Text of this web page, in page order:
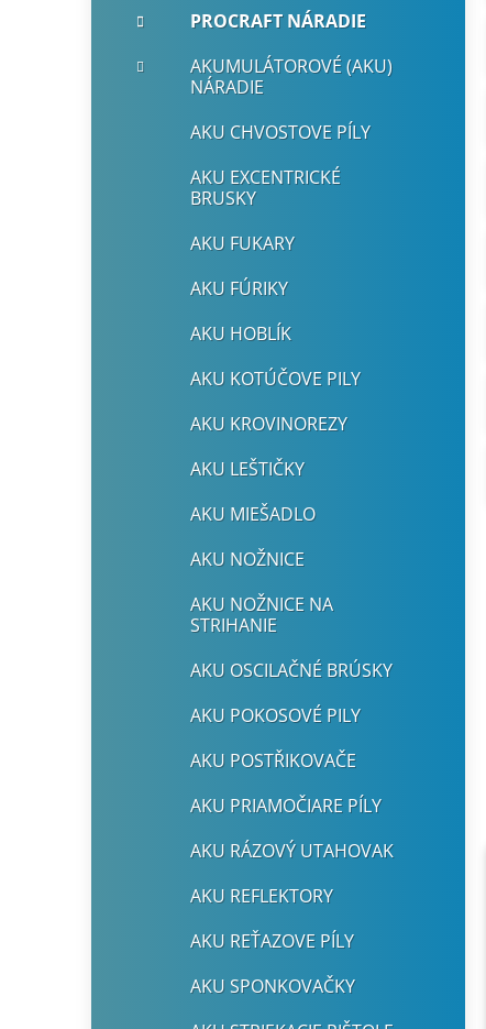
e
PROCRAFT NÁRADIE
AKUMULÁTOROVÉ (AKU)
NÁRADIE
AKU CHVOSTOVE PÍLY
AKU EXCENTRICKÉ
BRUSKY
AKU FUKARY
AKU FÚRIKY
AKU HOBLÍK
AKU KOTÚČOVE PILY
AKU KROVINOREZY
AKU LEŠTIČKY
AKU MIEŠADLO
AKU NOŽNICE
AKU NOŽNICE NA
STRIHANIE
AKU OSCILAČNÉ BRÚSKY
AKU POKOSOVÉ PILY
AKU POSTŘIKOVAČE
AKU PRIAMOČIARE PÍLY
AKU RÁZOVÝ UTAHOVAK
AKU REFLEKTORY
AKU REŤAZOVE PÍLY
AKU SPONKOVAČKY